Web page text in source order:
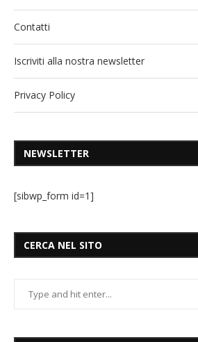
Contatti
Iscriviti alla nostra newsletter
Privacy Policy
NEWSLETTER
[sibwp_form id=1]
CERCA NEL SITO